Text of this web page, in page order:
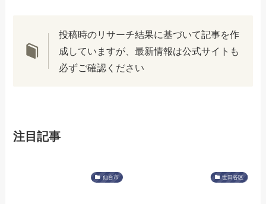
投稿時のリサーチ結果に基づいて記事を作
成していますが、最新情報は公式サイトも
必ずご確認ください
注目記事
仙台市 世田谷区